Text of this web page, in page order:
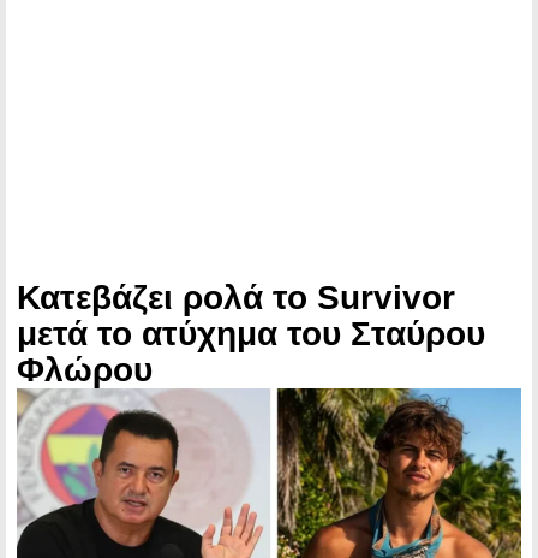
Κατεβάζει ρολά το Survivor
μετά το ατύχημα του Σταύρου
Φλώρου